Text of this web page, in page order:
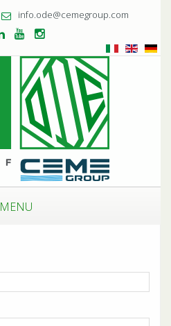
info.ode@cemegroup.com
MENU